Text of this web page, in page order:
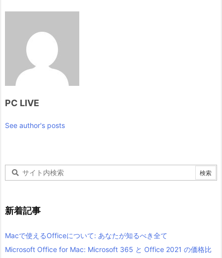
PC LIVE
See author's posts
新着記事
Macで使えるOfficeについて: あなたが知るべき全て
Microsoft Office for Mac: Microsoft 365 と Office 2021 の価格比